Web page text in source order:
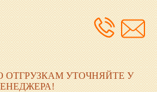
УТОЧНЯЙТЕ У